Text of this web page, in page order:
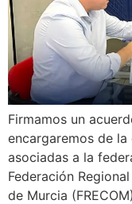
Firmamos un
encargaremos de
asociadas a la
Federación
de Murcia